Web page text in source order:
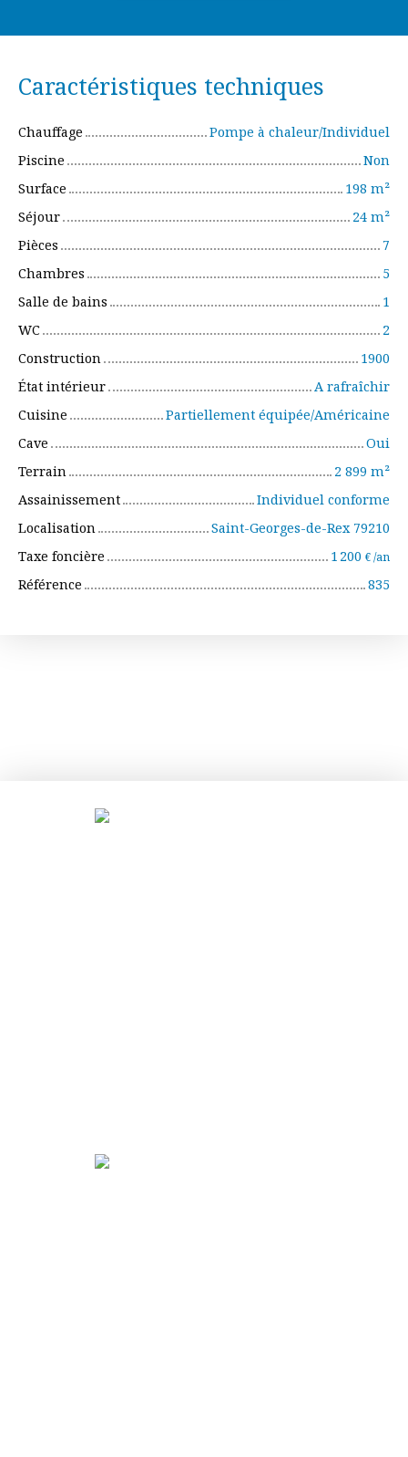
Caractéristiques techniques
Chauffage
Pompe à chaleur/Individuel
Piscine
Non
Surface
198 m²
Séjour
24 m²
Pièces
7
Chambres
5
Salle de bains
1
WC
2
Construction
1900
État intérieur
A rafraîchir
Cuisine
Partiellement équipée/Américaine
Cave
Oui
Terrain
2 899 m²
Assainissement
Individuel conforme
Localisation
Saint-Georges-de-Rex 79210
Taxe foncière
1 200 € /an
Référence 835